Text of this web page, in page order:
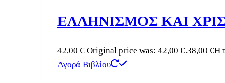
ΕΛΛΗΝΙΣΜΟΣ ΚΑΙ
42,00€ Original price was: 42,00 €.38,00 €Η
Αγορά Βιβλίου